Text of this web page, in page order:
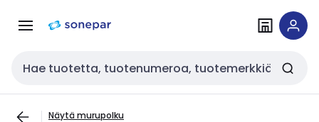
navigointiinsisältöön
Haku
Näytä murupolku